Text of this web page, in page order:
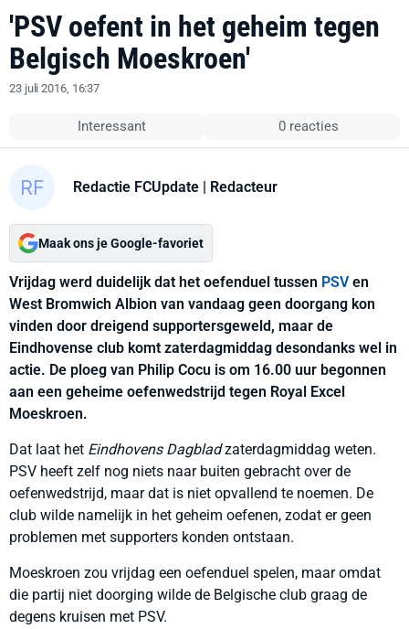
'PSV oefent in het geheim tegen
Belgisch Moeskroen'
23 juli 2016, 16:37
Interessant 0 reacties
Redactie FCUpdate | Redacteur
Maak ons je Google-favoriet
Vrijdag werd duidelijk dat het oefenduel tussen PSVen
West Bromwich Albion van vandaag geen doorgang kon
vinden door dreigend supportersgeweld, maar de
Eindhovense club komt zaterdagmiddag desondanks wel in
actie. De ploeg van Philip Cocu is om 16.00 uur begonnen
aan een geheime oefenwedstrijd tegen Royal Excel
Moeskroen.
Dat laat het Eindhovens Dagbladzaterdagmiddag weten.
PSV heeft zelf nog niets naar buiten gebracht over de
oefenwedstrijd, maar dat is niet opvallend te noemen. De
club wilde namelijk in het geheim oefenen, zodat er geen
problemen met supporters konden ontstaan.
Moeskroen zou vrijdag een oefenduel spelen, maar omdat
die partij niet doorging wilde de Belgische club graag de
degens kruisen met PSV.